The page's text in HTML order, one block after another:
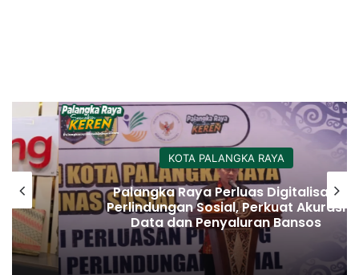
KOTA PALANGKA RAYA
Palangka Raya Perluas Digitalisasi
Perlindungan Sosial, Perkuat Akurasi
Data dan Penyaluran Bansos